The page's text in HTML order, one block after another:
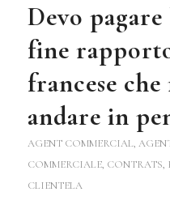
Devo
fine
francese
andare in
AGENT COMMERCIAL,
COMMERCIALE, CONTRATS,
CLIENTELA